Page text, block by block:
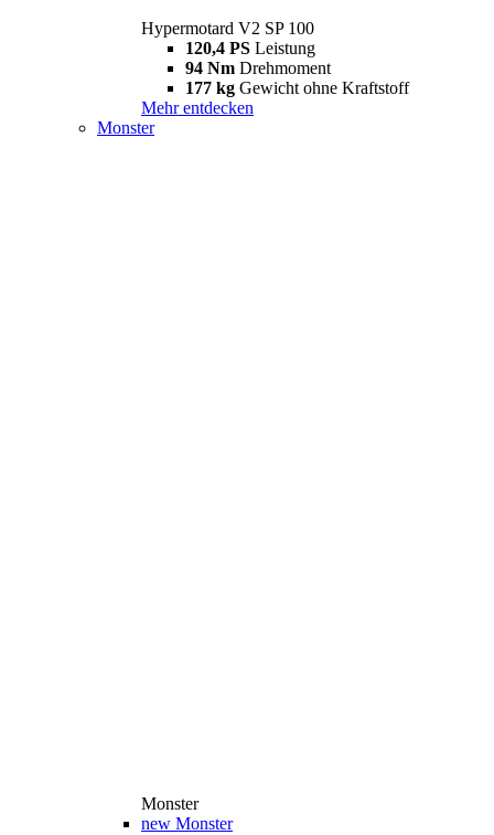
Hypermotard V2 SP 100
120,4 PS Leistung
94 Nm Drehmoment
177 kg Gewicht ohne Kraftstoff
Mehr entdecken
Monster
Monster
new Monster